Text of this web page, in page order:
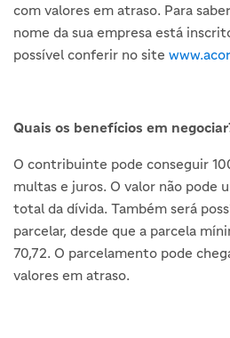
com valores em atraso. Para
nome da sua empresa está
possível conferir no site
Quais os benefícios em
O contribuinte pode conseguir
multas e juros. O valor não pode
total da dívida. Também será
parcelar, desde que a parcela
70,72. O parcelamento pode
valores em atraso.